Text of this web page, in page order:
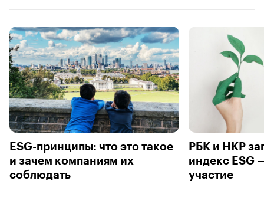
ESG-принципы: что это такое
и зачем компаниям их
соблюдать
РБК и НКР
индекс ESG
участие